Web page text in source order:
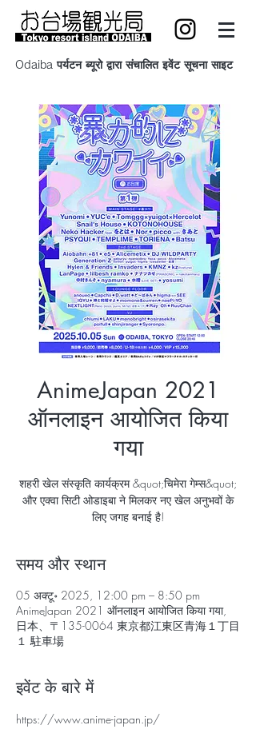
Odaiba पर्यटन ब्यूरो द्वारा संचालित इवेंट सूचना साइट
AnimeJapan 2021
ऑनलाइन आयोजित किया
गया
शहरी खेल संस्कृति कार्यक्रम &quot;चिमेरा गेम्स&quot;
और एक्वा सिटी ओडाइबा ने मिलकर नए खेल अनुभवों के
लिए जगह बनाई है!
समय और स्थान
05 अक्टू॰ 2025, 12:00 pm – 8:50 pm
AnimeJapan 2021 ऑनलाइन आयोजित किया गया,
日本、〒135-0064 東京都江東区青海１丁目
１ 駐車場
इवेंट के बारे में
https://www.anime-japan.jp/